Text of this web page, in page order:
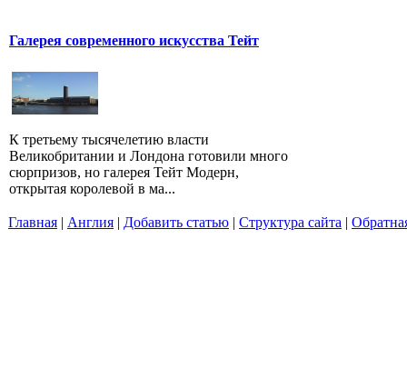
Галерея современного искусства Тейт
К третьему тысячелетию власти
Великобритании и Лондона готовили много
сюрпризов, но галерея Тейт Модерн,
открытая королевой в ма...
Главная | Англия | Добавить статью | Структура сайта |